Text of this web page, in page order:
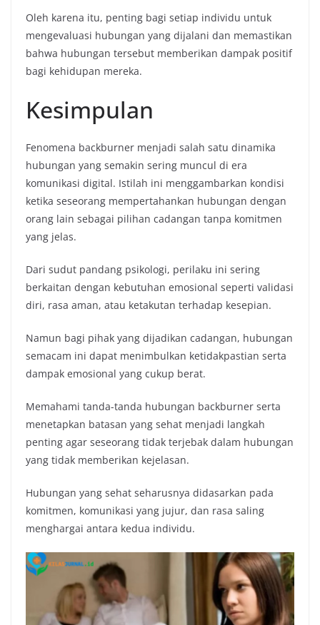
Oleh karena itu, penting bagi setiap individu untuk
mengevaluasi hubungan yang dijalani dan memastikan
bahwa hubungan tersebut memberikan dampak positif
bagi kehidupan mereka.
Kesimpulan
Fenomena backburner menjadi salah satu dinamika
hubungan yang semakin sering muncul di era
komunikasi digital. Istilah ini menggambarkan kondisi
ketika seseorang mempertahankan hubungan dengan
orang lain sebagai pilihan cadangan tanpa komitmen
yang jelas.
Dari sudut pandang psikologi, perilaku ini sering
berkaitan dengan kebutuhan emosional seperti validasi
diri, rasa aman, atau ketakutan terhadap kesepian.
Namun bagi pihak yang dijadikan cadangan, hubungan
semacam ini dapat menimbulkan ketidakpastian serta
dampak emosional yang cukup berat.
Memahami tanda-tanda hubungan backburner serta
menetapkan batasan yang sehat menjadi langkah
penting agar seseorang tidak terjebak dalam hubungan
yang tidak memberikan kejelasan.
Hubungan yang sehat seharusnya didasarkan pada
komitmen, komunikasi yang jujur, dan rasa saling
menghargai antara kedua individu.